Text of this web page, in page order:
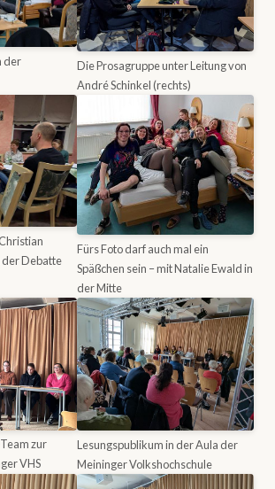
der
Die Prosagruppe unter Leitung von
André Schinkel (rechts)
der Debatte
Fürs Foto darf auch mal ein
Späßchen sein – mit Natalie Ewald in
der Mitte
zur
VHS
Lesungspublikum in der Aula der
Meininger Volkshochschule